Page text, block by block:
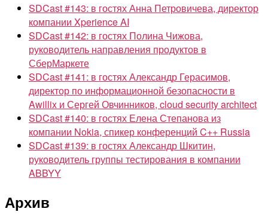
SDCast #143: в гостях Анна Петровичева, директор
компании Xperience AI
SDCast #142: в гостях Полина Чижова,
руководитель направления продуктов в
СберМаркете
SDCast #141: в гостях Александр Герасимов,
директор по информационной безопасности в
Awillix и Сергей Овчинников, cloud security architect
SDCast #140: в гостях Елена Степанова из
компании Nokia, спикер конференций C++ Russia
SDCast #139: в гостях Александр Шкитин,
руководитель группы тестирования в компании
ABBYY
Архив